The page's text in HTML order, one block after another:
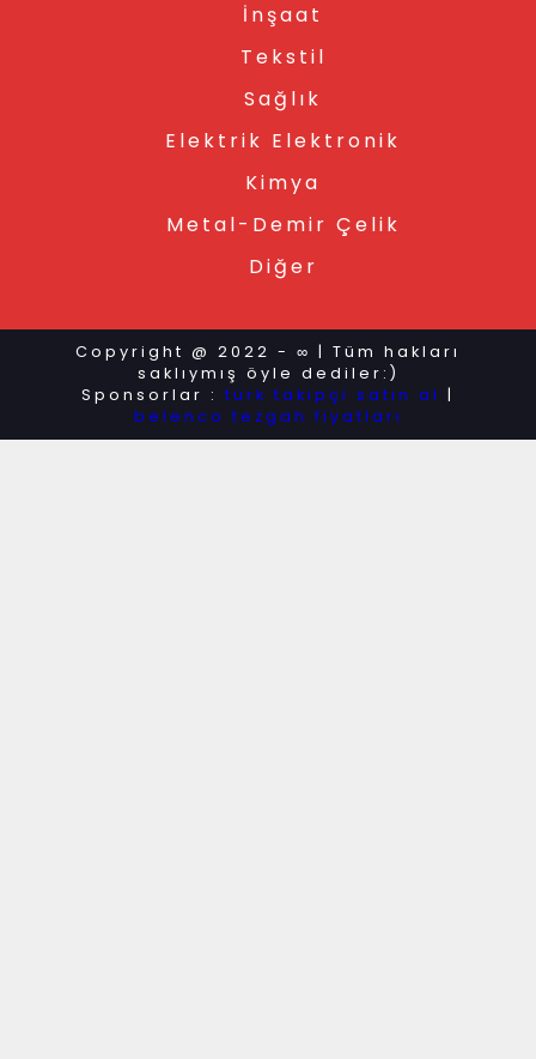
İnşaat
Tekstil
Sağlık
Elektrik Elektronik
Kimya
Metal-Demir Çelik
Diğer
Copyright @ 2022 - ∞ | Tüm hakları
saklıymış öyle dediler:)
Sponsorlar : türk takipçi satın al
|
belenco tezgah fiyatları